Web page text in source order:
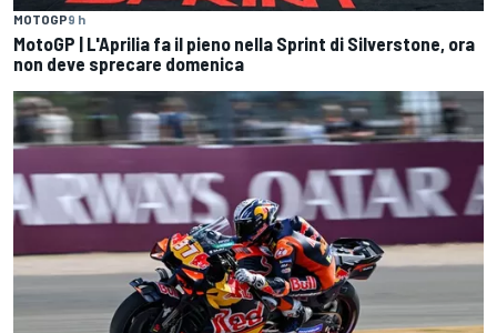
MOTOGP9 h
MotoGP | L'Aprilia fa il pieno nella Sprint di Silverstone, ora
non deve sprecare domenica